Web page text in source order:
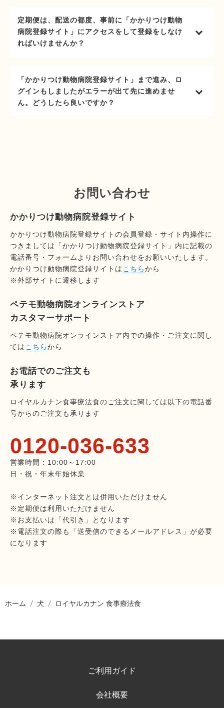
定期便は、配送の都度、事前に「かかりつけ動物
病院登録サイト」にアクセスをして登録をしなけ
ればいけませんか？
「かかりつけ動物病院登録サイト」まで進み、ロ
グインもしましたがエラーが出て先に進めませ
ん。どうしたら良いですか？
お問い合わせ
かかりつけ動物病院登録サイト
かかりつけ動物病院登録サイトの会員登録・サイト内操作に
つきましては「かかりつけ動物病院登録サイト」内に記載の
電話番号・フォームよりお問い合わせをお願いいたします。
かかりつけ動物病院登録サイトは こちらから
※外部サイトに遷移します
ペテモ動物病院オンラインストア
カスタマーサポート
ペテモ動物病院オンラインストア内での操作・ご注文に関し
ては こちらから
お電話でのご注文も
承ります
ロイヤルカナン食事療法食のご注文に関しては以下の電話番
号からのご注文も承ります
0120-036-633
営業時間：10:00～17:00
日・祝・年末年始休業
※インターネット注文とは併用いただけません
※定期便は利用いただけません
※お支払いは「代引き」となります
※電話注文の際も「送受信のできるメールアドレス」が必要
になります
ホーム 犬 ロイヤルカナン 食事療法食
ご利用ガイド
会社概要